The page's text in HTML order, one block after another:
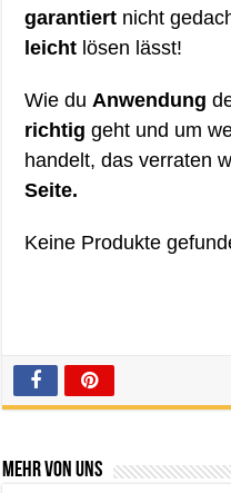
garantiert nicht
leicht lösen lässt!
Wie du Anwendung
richtig geht und um
handelt, das verraten
Seite.
Keine Produkte
Mehr von uns